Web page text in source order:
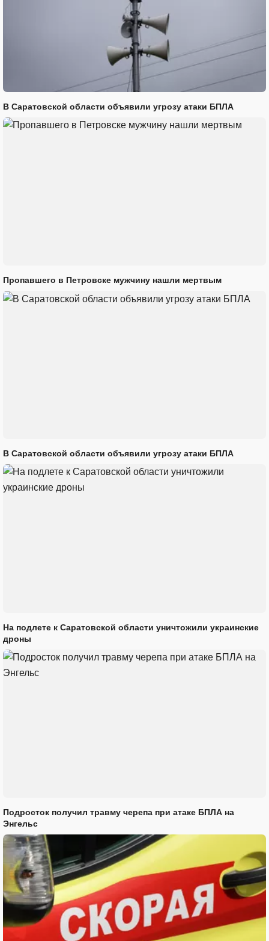
В Саратовской области объявили угрозу атаки БПЛА
Пропавшего в Петровске мужчину нашли мертвым
В Саратовской области объявили угрозу атаки БПЛА
На подлете к Саратовской области уничтожили украинские
дроны
Подросток получил травму черепа при атаке БПЛА на
Энгельс